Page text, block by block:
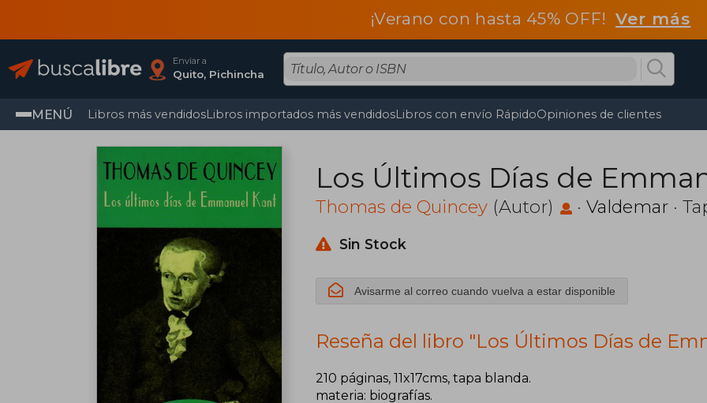
¡Verano con hasta 45% OFF!Ver más
Enviar a
Quito, Pichincha
MENÚ Libros más vendidosLibros importados más vendidosLibros con envío RápidoOpiniones de clientes
Los Últimos Días de
Thomas de Quincey (Autor) · Valdemar ·
Sin Stock
Avisarme al correo cuando vuelva a estar disponible
Reseña del libro "Los Últimos Días de
210 páginas, 11x17cms, tapa blanda.
materia: biografías.